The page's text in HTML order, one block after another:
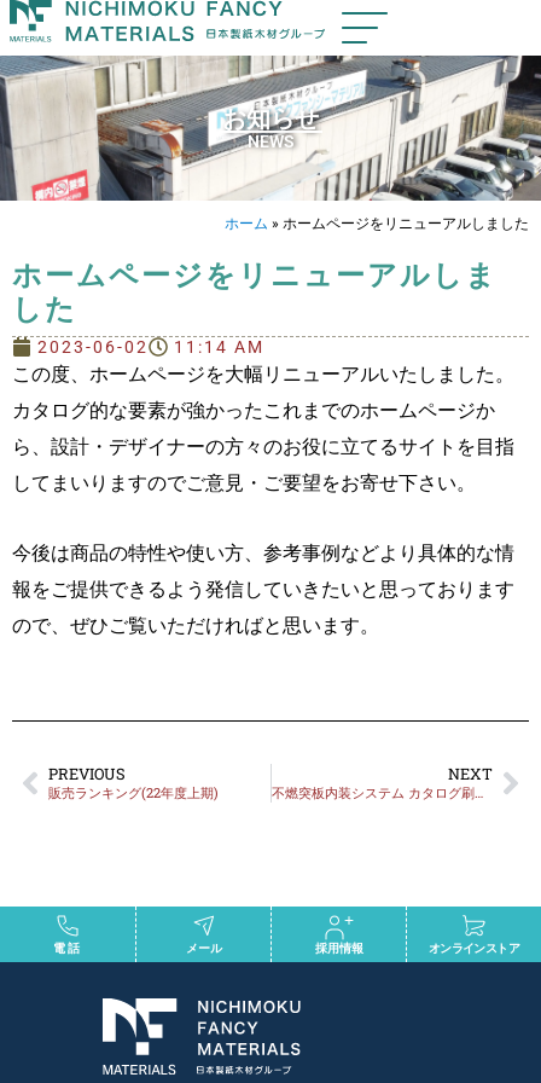
お知らせ
NEWS
ホーム » ホームページをリニューアルしました
ホームページをリニューアルしま
した
2023-06-02 11:14 AM
この度、ホームページを大幅リニューアルいたしました。
カタログ的な要素が強かったこれまでのホームページか
ら、設計・デザイナーの方々のお役に立てるサイトを目指
してまいりますのでご意見・ご要望をお寄せ下さい。
今後は商品の特性や使い方、参考事例などより具体的な情
報をご提供できるよう発信していきたいと思っております
ので、ぜひご覧いただければと思います。
PREVIOUS
販売ランキング(22年度上期)
NEXT
不燃突板内装システム カタログ刷新しました！
電話 メール 採用情報 オンラインストア